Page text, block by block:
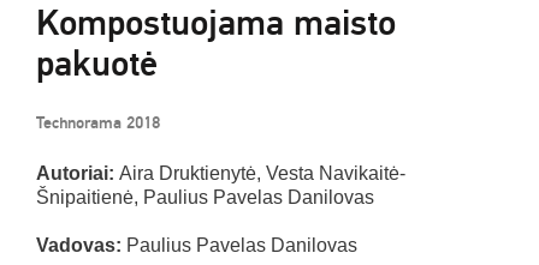
Kompostuojama maisto
pakuotė
Technorama 2018
Autoriai: Aira Druktienytė, Vesta Navikaitė-
Šnipaitienė, Paulius Pavelas Danilovas
Vadovas: Paulius Pavelas Danilovas